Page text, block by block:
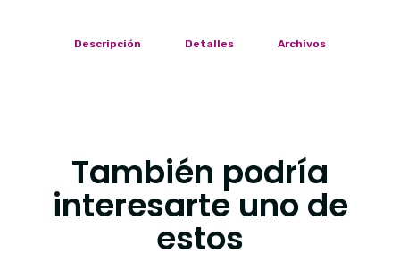
Descripción Detalles Archivos
También podría
interesarte uno de
estos